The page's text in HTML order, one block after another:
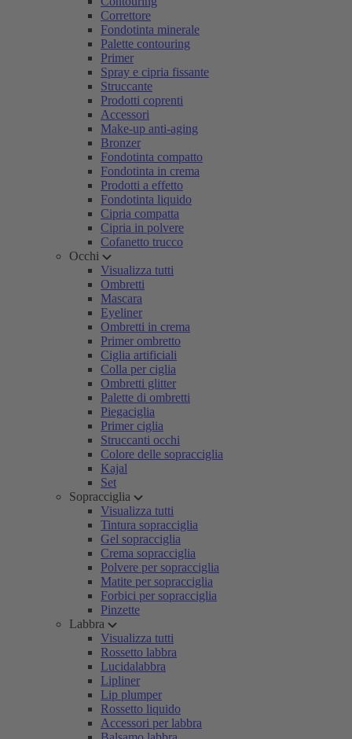
Correttore
Fondotinta minerale
Palette contouring
Primer
Spray e cipria fissante
Struccante
Prodotti coprenti
Accessori
Make-up anti-aging
Bronzer
Fondotinta compatto
Fondotinta in crema
Prodotti a effetto
Fondotinta liquido
Cipria compatta
Cipria in polvere
Cofanetto trucco
Occhi
Visualizza tutti
Ombretti
Mascara
Eyeliner
Ombretti in crema
Primer ombretto
Ciglia artificiali
Colla per ciglia
Ombretti glitter
Palette di ombretti
Piegaciglia
Primer ciglia
Struccanti occhi
Colore delle sopracciglia
Kajal
Set
Sopracciglia
Visualizza tutti
Tintura sopracciglia
Gel sopracciglia
Crema sopracciglia
Polvere per sopracciglia
Matite per sopracciglia
Forbici per sopracciglia
Pinzette
Labbra
Visualizza tutti
Rossetto labbra
Lucidalabbra
Lipliner
Lip plumper
Rossetto liquido
Accessori per labbra